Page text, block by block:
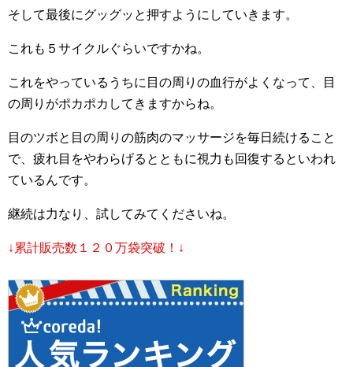
そして最後にグッグッと押すようにしていきます。
これも５サイクルぐらいですかね。
これをやっているうちに目の周りの血行がよくなって、目
の周りがポカポカしてきますからね。
目のツボと目の周りの筋肉のマッサージを毎日続けること
で、疲れ目をやわらげるとともに視力も回復するといわれ
ているんです。
継続は力なり、試してみてくださいね。
↓累計販売数１２０万袋突破！↓